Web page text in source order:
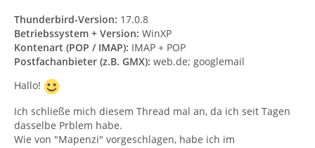
Thunderbird-Version: 17.0.8
Betriebssystem + Version: WinXP
Kontenart (POP / IMAP): IMAP + POP
Postfachanbieter (z.B. GMX): web.de; googlemail
Hallo!
Ich schließe mich diesem Thread mal an, da ich seit Tagen
dasselbe Prblem habe.
Wie von "Mapenzi" vorgeschlagen, habe ich im